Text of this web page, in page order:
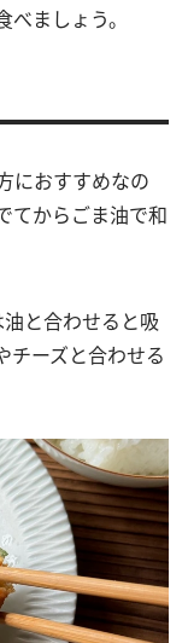
ましょう。
におすすめなの
てからごま油で和
と合わせると吸
チーズと合わせる